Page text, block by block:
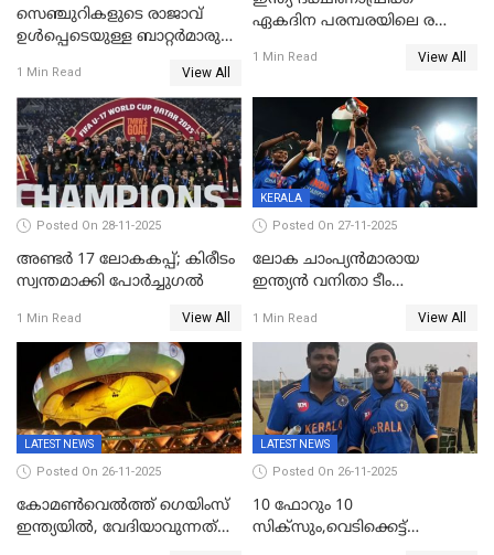
സെഞ്ചുറികളുടെ രാജാവ്
ഉൾപ്പെടെയുള്ള ബാറ്റർമാരുടെ
ഇന്ത്യയ്ക്ക് 358 റൺസ്
1 Min Read View All
ഏകദിന പരമ്പരയിലെ രണ്ടാം
1 Min Read View All
Posted On 28-11-2025
അണ്ടര്‍ 17 ലോകകപ്പ്; കിരീടം
സ്വന്തമാക്കി പോര്‍ച്ചുഗല്‍
1 Min Read View All
KERALA
Posted On 27-11-2025
ലോക ചാംപ്യൻമാരായ
ഇന്ത്യൻ വനിതാ ടീം
മത്സരങ്ങൾ ​ഗ്രീൻഫീൽഡിൽ
1 Min Read View All
LATEST NEWS
Posted On 26-11-2025
കോമൺവെൽത്ത് ഗെയിംസ്
ഇന്ത്യയിൽ, വേദിയാവുന്നത്
LATEST NEWS
Posted On 26-11-2025
10 ഫോറും 10
സിക്‌സും,വെടിക്കെട്ട്